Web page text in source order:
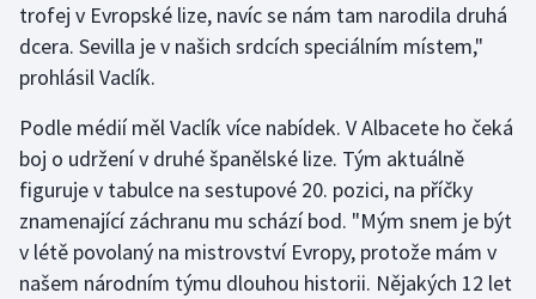
Judo
Krasobruslení
Lezení
Lyže a snowboard
Moderní pětiboj
trofej v Evropské lize, navíc se nám tam narodila druhá
dcera. Sevilla je v našich srdcích speciálním místem,"
prohlásil Vaclík.
Podle médií měl Vaclík více nabídek. V Albacete ho čeká
boj o udržení v druhé španělské lize. Tým aktuálně
figuruje v tabulce na sestupové 20. pozici, na příčky
znamenající záchranu mu schází bod. "Mým snem je být
v létě povolaný na mistrovství Evropy, protože mám v
našem národním týmu dlouhou historii. Nějakých 12 let